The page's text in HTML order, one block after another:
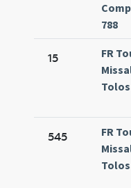
788
15
FR
545
FR